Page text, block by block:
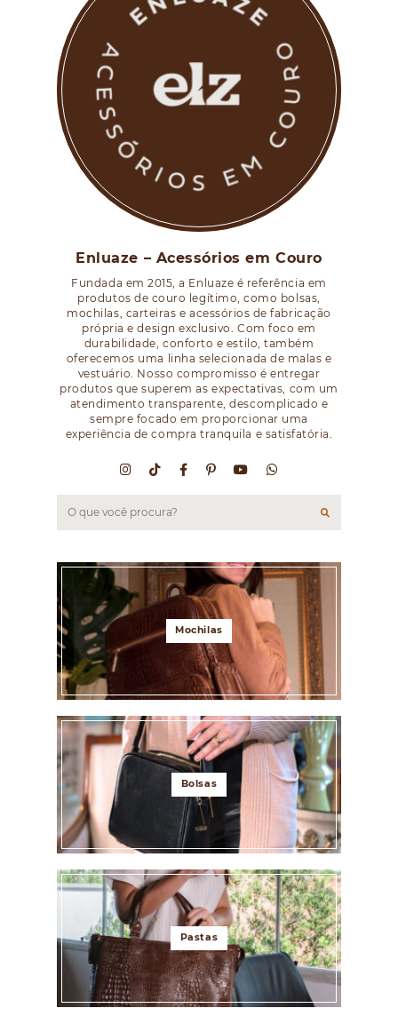
Enluaze – Acessórios em Couro
Fundada em 2015, a Enluaze é referência em
produtos de couro legítimo, como bolsas,
mochilas, carteiras e acessórios de fabricação
própria e design exclusivo. Com foco em
durabilidade, conforto e estilo, também
oferecemos uma linha selecionada de malas e
vestuário. Nosso compromisso é entregar
produtos que superem as expectativas, com um
atendimento transparente, descomplicado e
sempre focado em proporcionar uma
experiência de compra tranquila e satisfatória.
Mochilas
Bolsas
Pastas